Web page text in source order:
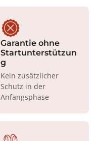
Garantie ohne
Startunterstützun
g
Kein zusätzlicher
Schutz in der
Anfangsphase